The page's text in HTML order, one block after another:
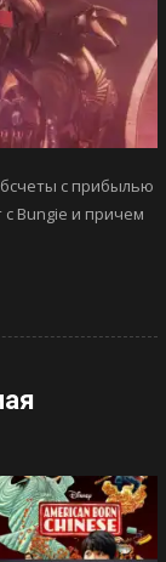
с прибылью
с Bungie и причем